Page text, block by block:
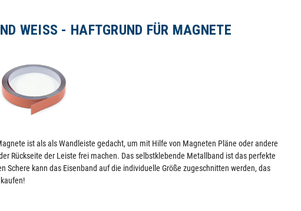
WEISS - HAFTGRUND FÜR MAGNETE
ist als als Wandleiste gedacht, um mit Hilfe von Magneten Pläne oder andere
Rückseite der Leiste frei machen. Das selbstklebende Metallband ist das perfekte
kann das Eisenband auf die individuelle Größe zugeschnitten werden, das